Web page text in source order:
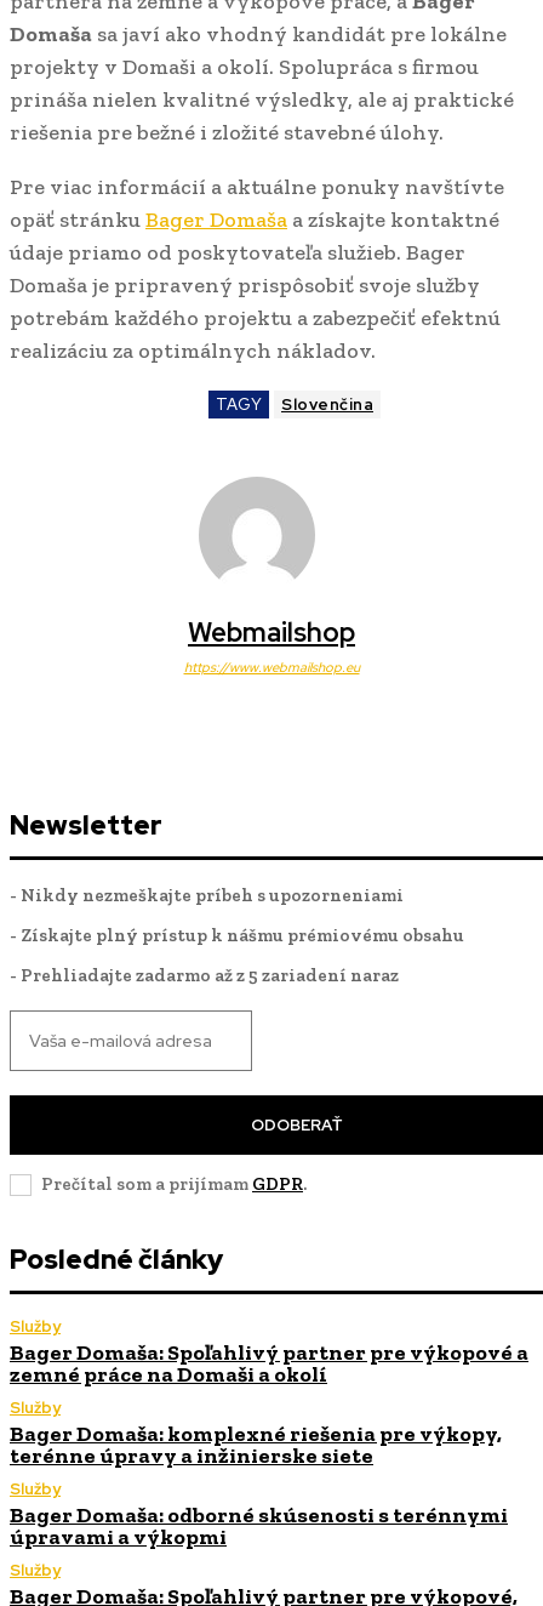
Domaša sa javí ako vhodný kandidát pre lokálne
projekty v Domaši a okolí. Spolupráca s firmou
prináša nielen kvalitné výsledky, ale aj praktické
riešenia pre bežné i zložité stavebné úlohy.
Pre viac informácií a aktuálne ponuky navštívte
opäť stránkuBager Domaša a získajte kontaktné
údaje priamo od poskytovateľa služieb. Bager
Domaša je pripravený prispôsobiť svoje služby
potrebám každého projektu a zabezpečiť efektnú
realizáciu za optimálnych nákladov.
TAGY Slovenčina
Webmailshop
https://www.webmailshop.eu
Newsletter
- Nikdy nezmeškajte príbeh s upozorneniami
- Získajte plný prístup k nášmu prémiovému obsahu
- Prehliadajte zadarmo až z 5 zariadení naraz
ODOBERAŤ
Prečítal som a prijímam GDPR.
Posledné články
Služby
Bager Domaša: Spoľahlivý partner pre výkopové a
zemné práce na Domaši a okolí
Služby
Bager Domaša: komplexné riešenia pre výkopy,
terénne úpravy a inžinierske siete
Služby
Bager Domaša: odborné skúsenosti s terénnymi
úpravami a výkopmi
Služby
Bager Domaša: Spoľahlivý partner pre výkopové,